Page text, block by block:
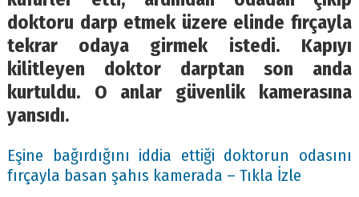
doktoru darp etmek üzere elinde fırçayla
tekrar odaya girmek istedi. Kapıyı
kilitleyen doktor darptan son anda
kurtuldu. O anlar güvenlik kamerasına
yansıdı.
Eşine bağırdığını iddia ettiği doktorun odasını
fırçayla basan şahıs kamerada – Tıkla İzle